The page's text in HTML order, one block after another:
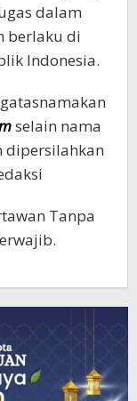
dalam
berlaku di
Indonesia.
selain nama
dipersilahkan
Tanpa